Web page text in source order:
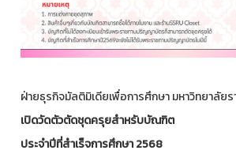
ฝ่ายธุรกิจมัลติมิเดียเพื่อการศึกษา มหาวิทยาลัย
เปิดวัดตัวตัดชุดครุยสำหรับบัณฑิต
ประจำปีที่สำเร็จการศึกษา 2568